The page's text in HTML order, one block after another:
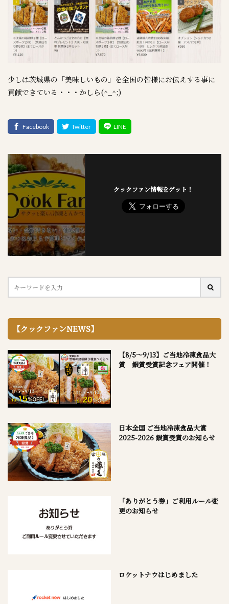
少しは茨城県の「美味しいもの」を全国の皆様にお伝えする事に
貢献できている・・・かしら(^_^;)
クックファン情報をゲット！
【クックファンNEWS】
【8/5～9/13】ご当地冷凍食品大
賞 銀賞受賞記念フェア開催！
日本全国 ご当地冷凍食品大賞
2025-2026 銀賞受賞のお知らせ
「ありがとう券」ご利用ルール変
更のお知らせ
ロケットナウはじめました